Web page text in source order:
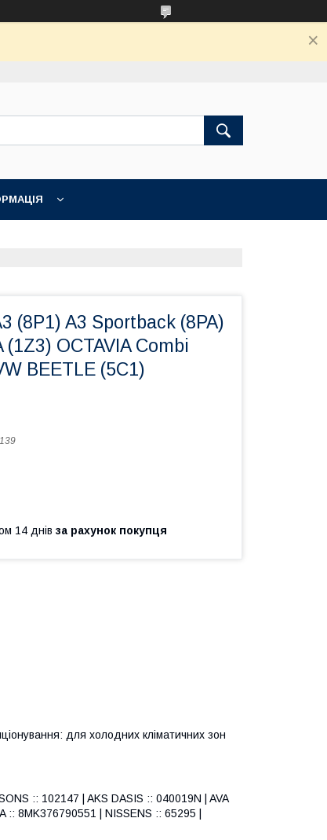
(8P1) A3 Sportback (8PA)
(1Z3) OCTAVIA Combi
BEETLE (5C1)
14 днів за рахунок покупця
для холодних кліматичних зон
:: 102147 | AKS DASIS :: 040019N | AVA
:: 8MK376790551 | NISSENS :: 65295 |